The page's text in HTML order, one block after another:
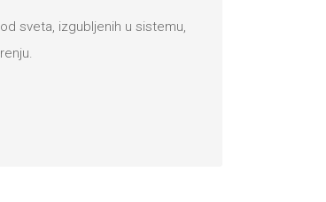
sveta, izgubljenih u sistemu,